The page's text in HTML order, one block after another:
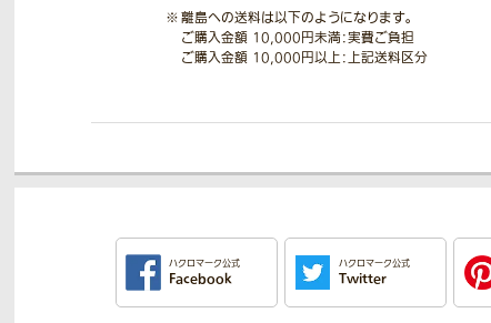
離島への送料は以下のようになります。
ご購入金額 10,000円未満：実費ご負担
ご購入金額 10,000円以上：上記送料区分
ハクロマーク公式
Facebook
ハクロマーク公式
Twitter